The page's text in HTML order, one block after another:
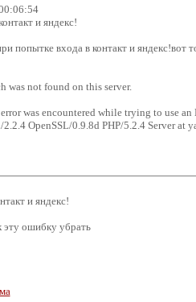
и яндекс!
попытке входа в контакт и яндекс!вот
was not found on this server.
was encountered while trying to use an
OpenSSL/0.9.8d PHP/5.2.4 Server at
и яндекс!
эту ошибку убрать